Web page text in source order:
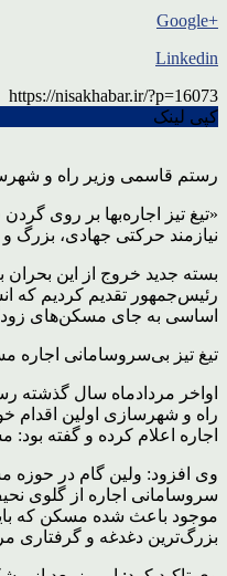
+Google
Linkedin
https://nisakhabar.ir/?p=16073
کپی لینک
رستم قاسمی وزیر راه و
«تیغ تیز اجاره‌بها بر روی
نیازمند حرکتی جهادی، بزرگ
بسته جدید خروج از این
رئیس‌جمهور تقدیم کردیم که
اساسی به جای مسکن‌های
تیغ تیز بی‌سروسامانی اجاره
اواخر مردادماه سال گذشته
راه و شهرسازی اولین اقدام
اجاره اعلام کرده و گفته
وی افزود: ولین گام در حوزه
سروسامانی اجاره از گلوی
موجود باعث شده مسکن که
بزرگ‌ترین دغدغه و گرفتاری